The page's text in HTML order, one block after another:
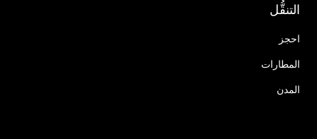
التنقُّل
احجز
المطارات
المدن